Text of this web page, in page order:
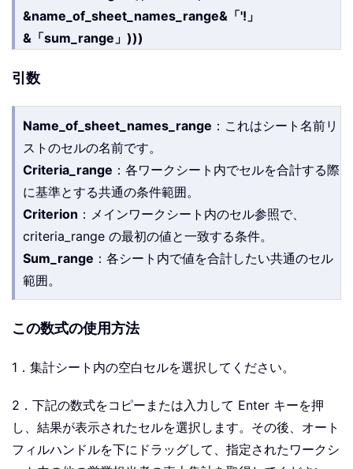
&name_of_sheet_names_range&「'!」
&「sum_range」)))
引数
Name_of_sheet_names_range ：これはシート名前リ
ストのセルの名前です。
Criteria_range ：各ワークシート内でセルを合計する際
に基準とする共通の条件範囲。
Criterion ：メインワークシート内のセル参照で、
criteria_range の最初の値と一致する条件。
Sum_range ：各シート内で値を合計したい共通のセル
範囲。
この数式の使用方法
1．集計シート内の空白セルを選択してください。
2．下記の数式をコピーまたは入力して Enter キーを押
し、結果が表示されたセルを選択します。その後、オート
フィルハンドルを下にドラッグして、指定されたワークシ